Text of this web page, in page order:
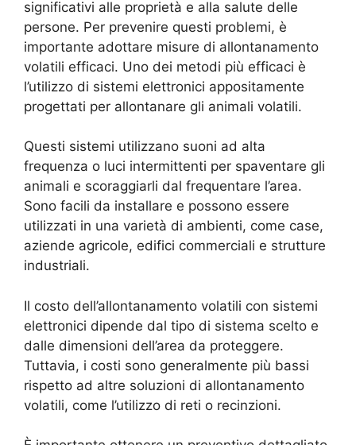
significativi alle proprietà e alla salute delle
persone. Per prevenire questi problemi, è
importante adottare misure di allontanamento
volatili efficaci. Uno dei metodi più efficaci è
l’utilizzo di sistemi elettronici appositamente
progettati per allontanare gli animali volatili.
Questi sistemi utilizzano suoni ad alta
frequenza o luci intermittenti per spaventare gli
animali e scoraggiarli dal frequentare l’area.
Sono facili da installare e possono essere
utilizzati in una varietà di ambienti, come case,
aziende agricole, edifici commerciali e strutture
industriali.
Il costo dell’allontanamento volatili con sistemi
elettronici dipende dal tipo di sistema scelto e
dalle dimensioni dell’area da proteggere.
Tuttavia, i costi sono generalmente più bassi
rispetto ad altre soluzioni di allontanamento
volatili, come l’utilizzo di reti o recinzioni.